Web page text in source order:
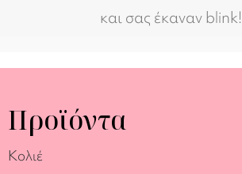
και σας έκαναν blink!
Προϊόντα
Κολιέ